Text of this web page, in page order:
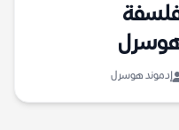
هوسرل
إدموند هوسرل